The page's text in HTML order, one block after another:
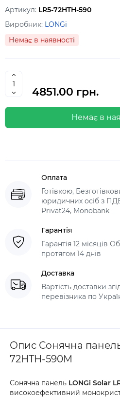
Артикул: LR5-72HTH-590
Виробник: LONGi
Немає в наявності
4851.00 грн.
Немає в
Оплата
Готівкою,
юридичних осіб з
Privat24, Monobank
Гарантія
Гарантія 12 місяців
протягом 14 днів
Доставка
Вартість доставки
перевізника по
Опис Сонячна
72HTH-590M
Сонячна панель LONGi Solar
високоефективний